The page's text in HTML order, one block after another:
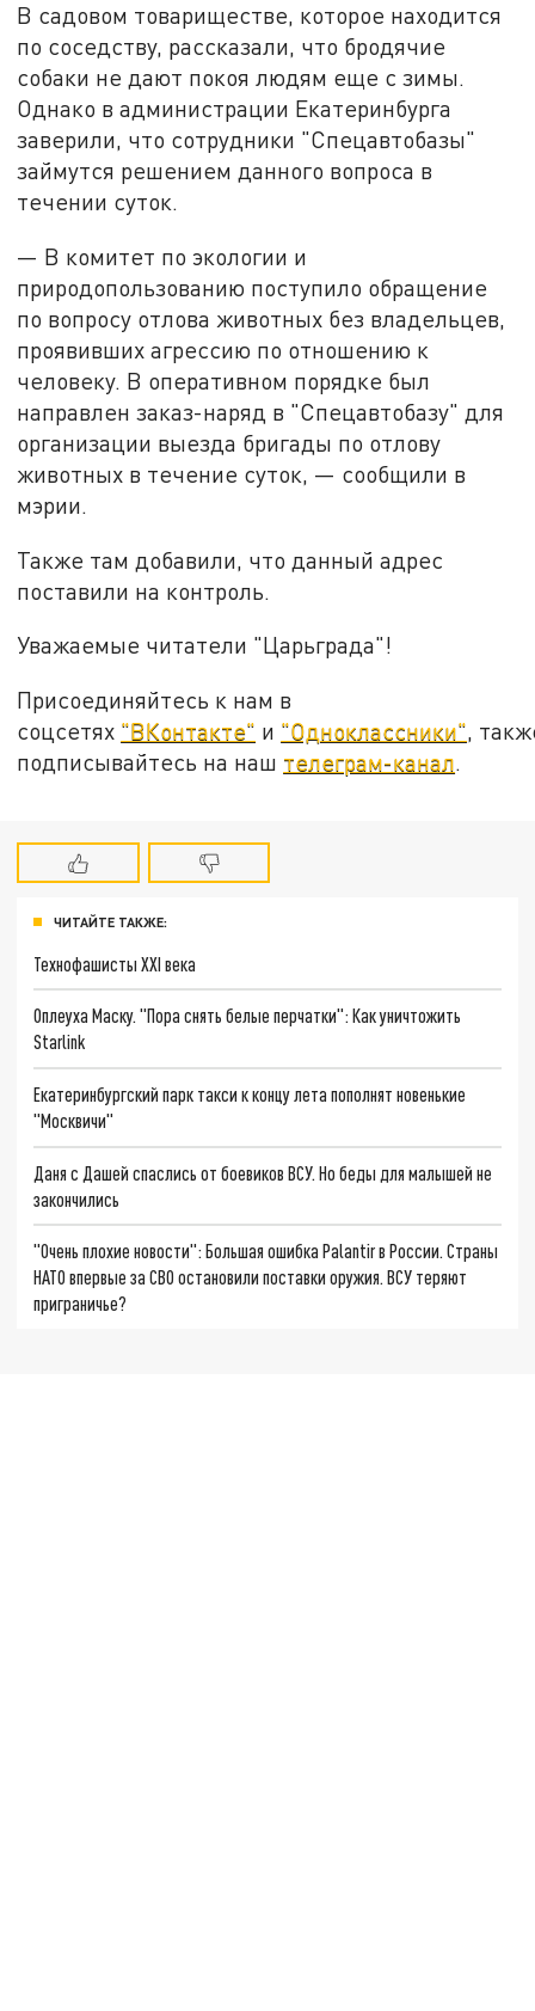
В садовом товариществе, которое находится
по соседству, рассказали, что бродячие
собаки не дают покоя людям еще с зимы.
Однако в администрации Екатеринбурга
заверили, что сотрудники "Спецавтобазы"
займутся решением данного вопроса в
течении суток.
— В комитет по экологии и
природопользованию поступило обращение
по вопросу отлова животных без владельцев,
проявивших агрессию по отношению к
человеку. В оперативном порядке был
направлен заказ-наряд в "Спецавтобазу" для
организации выезда бригады по отлову
животных в течение суток, — сообщили в
мэрии.
Также там добавили, что данный адрес
поставили на контроль.
Уважаемые читатели "Царьграда"!
Присоединяйтесь к нам в
соцсетях "ВКонтакте" и "Одноклассники",
подписывайтесь на наш телеграм-канал.
ЧИТАЙТЕ ТАКЖЕ:
Технофашисты XXI века
Оплеуха Маску. "Пора снять белые перчатки": Как уничтожить
Starlink
Екатеринбургский парк такси к концу лета пополнят новенькие
"Москвичи"
Даня с Дашей спаслись от боевиков ВСУ. Но беды для малышей не
закончились
"Очень плохие новости": Большая ошибка Palantir в России. Страны
НАТО впервые за СВО остановили поставки оружия. ВСУ теряют
приграничье?